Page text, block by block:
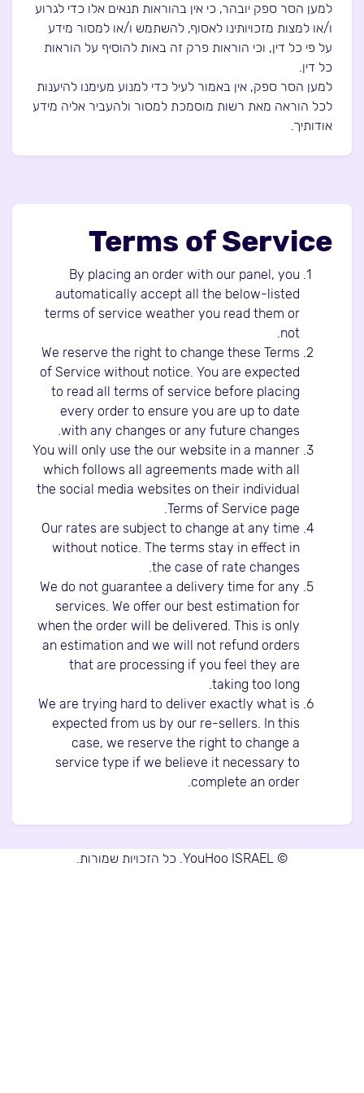
למען הסר ספק יובהר, כי אין בהוראות תנאים אלו כדי לגרוע
ו/או למצות מזכויותינו לאסוף, להשתמש ו/או למסור מידע
על פי כל דין, וכי הוראות פרק זה באות להוסיף על הוראות
כל דין.
למען הסר ספק, אין באמור לעיל כדי למנוע מעימנו להיענות
לכל הוראה מאת רשות מוסמכת למסור ולהעביר אליה מידע
אודותיך.
Terms of Service
By placing an order with our panel, you
automatically accept all the below-listed
terms of service weather you read them or
not.
We reserve the right to change these Terms
of Service without notice. You are expected
to read all terms of service before placing
every order to ensure you are up to date
with any changes or any future changes.
You will only use the our website in a manner
which follows all agreements made with all
the social media websites on their individual
Terms of Service page.
Our rates are subject to change at any time
without notice. The terms stay in effect in
the case of rate changes.
We do not guarantee a delivery time for any
services. We offer our best estimation for
when the order will be delivered. This is only
an estimation and we will not refund orders
that are processing if you feel they are
taking too long.
We are trying hard to deliver exactly what is
expected from us by our re-sellers. In this
case, we reserve the right to change a
service type if we believe it necessary to
complete an order.
© YouHoo ISRAEL. כל הזכויות שמורות.